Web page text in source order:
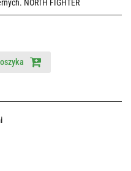
NORTH FIGHTER